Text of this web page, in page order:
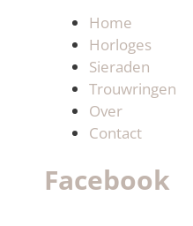
Home
Horloges
Sieraden
Trouwringen
Over
Contact
Facebook